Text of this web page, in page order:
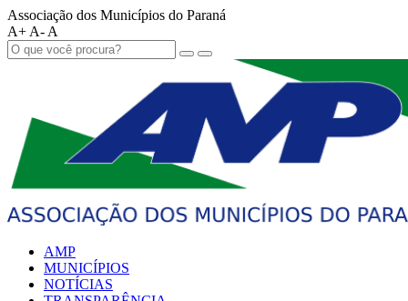
Associação dos Municípios do Paraná
A+ A- A
AMP
MUNICÍPIOS
NOTÍCIAS